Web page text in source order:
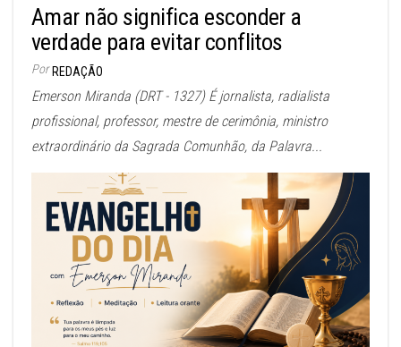
Amar não significa esconder a
verdade para evitar conflitos
Por REDAÇÃO
Emerson Miranda (DRT - 1327) É jornalista, radialista
profissional, professor, mestre de cerimônia, ministro
extraordinário da Sagrada Comunhão, da Palavra...